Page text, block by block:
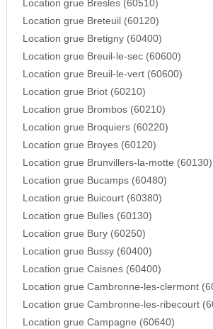
Location grue Bresles (60510)
Location grue Breteuil (60120)
Location grue Bretigny (60400)
Location grue Breuil-le-sec (60600)
Location grue Breuil-le-vert (60600)
Location grue Briot (60210)
Location grue Brombos (60210)
Location grue Broquiers (60220)
Location grue Broyes (60120)
Location grue Brunvillers-la-motte (60130)
Location grue Bucamps (60480)
Location grue Buicourt (60380)
Location grue Bulles (60130)
Location grue Bury (60250)
Location grue Bussy (60400)
Location grue Caisnes (60400)
Location grue Cambronne-les-clermont
Location grue Cambronne-les-ribecourt
Location grue Campagne (60640)